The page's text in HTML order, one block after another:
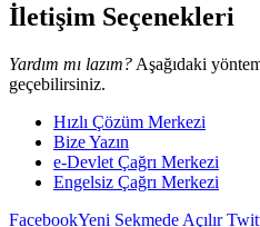
İletişim Seçenekleri
Yardım mı lazım? Aşağıdaki
geçebilirsiniz.
Hızlı Çözüm Merkezi
Bize Yazın
e-Devlet Çağrı Merkezi
Engelsiz Çağrı Merkezi
FacebookYeni Sekmede Açılır